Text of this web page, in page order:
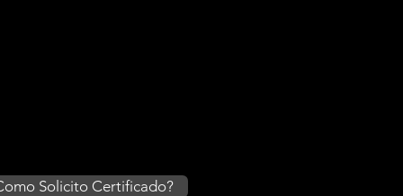
Solicito Certificado?